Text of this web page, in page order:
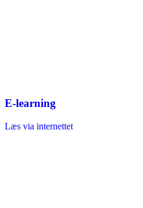
E-learning
Læs via internettet